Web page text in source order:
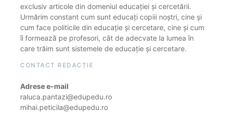
exclusiv articole din domeniul educației și cercetării.
Urmărim constant cum sunt educați copiii noștri, cine și
cum face politicile din educație și cercetare, cine și cum
îi formează pe profesori, cât de adecvate la lumea în
care trăim sunt sistemele de educație și cercetare.
CONTACT REDACȚIE
Adrese e-mail
raluca.pantazi@edupedu.ro
mihai.peticila@edupedu.ro